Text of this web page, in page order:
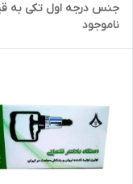
جنس درجه اول تکی به
عمده )
ناموجود